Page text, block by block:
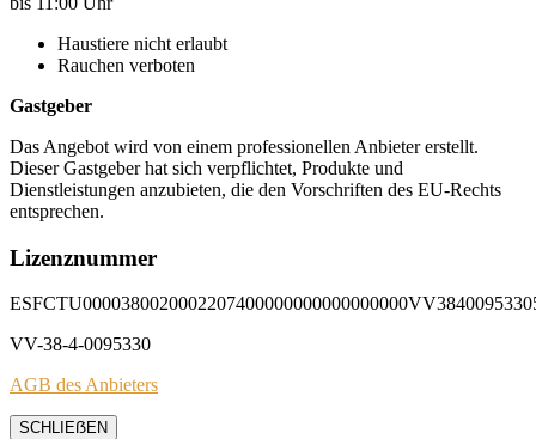
Haustiere nicht erlaubt
Rauchen verboten
Gastgeber
Das Angebot wird von einem professionellen Anbieter erstellt.
Dieser Gastgeber hat sich verpflichtet, Produkte und
Dienstleistungen anzubieten, die den Vorschriften des EU-Rechts
entsprechen.
Lizenznummer
VV-38-4-0095330
AGB des Anbieters
SCHLIEẞEN